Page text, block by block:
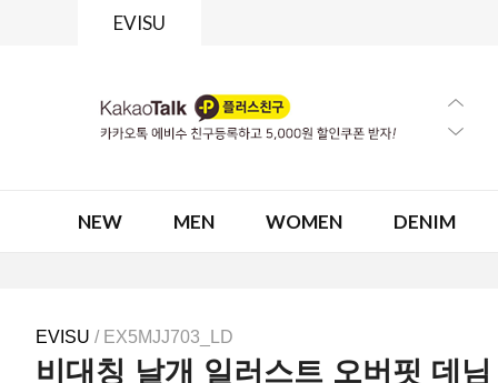
EVISU
NEW MEN WOMEN DENIM
EVISU / EX5MJJ703_LD
비대칭 날개 일러스트 오버핏 데